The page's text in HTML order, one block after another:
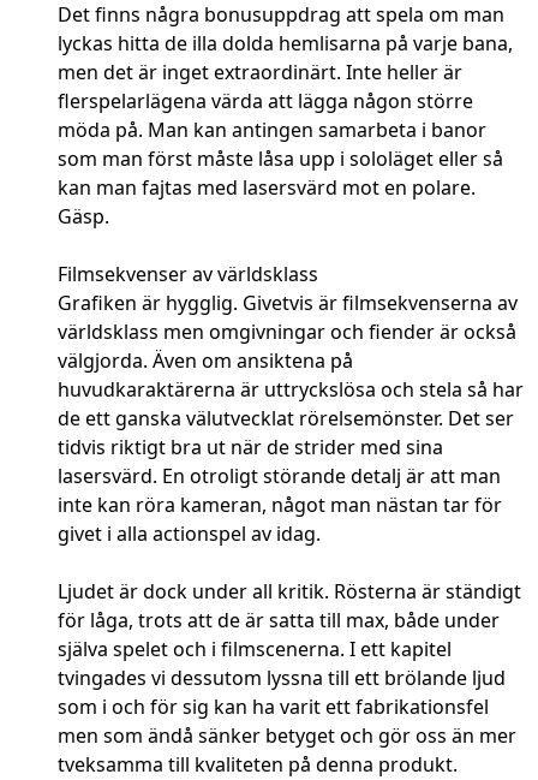
Det finns några bonusuppdrag att spela om man
lyckas hitta de illa dolda hemlisarna på varje bana,
men det är inget extraordinärt. Inte heller är
flerspelarlägena värda att lägga någon större
möda på. Man kan antingen samarbeta i banor
som man först måste låsa upp i sololäget eller så
kan man fajtas med lasersvärd mot en polare.
Gäsp.
Filmsekvenser av världsklass
Grafiken är hygglig. Givetvis är filmsekvenserna av
världsklass men omgivningar och fiender är också
välgjorda. Även om ansiktena på
huvudkaraktärerna är uttryckslösa och stela så har
de ett ganska välutvecklat rörelsemönster. Det ser
tidvis riktigt bra ut när de strider med sina
lasersvärd. En otroligt störande detalj är att man
inte kan röra kameran, något man nästan tar för
givet i alla actionspel av idag.
Ljudet är dock under all kritik. Rösterna är ständigt
för låga, trots att de är satta till max, både under
själva spelet och i filmscenerna. I ett kapitel
tvingades vi dessutom lyssna till ett brölande ljud
som i och för sig kan ha varit ett fabrikationsfel
men som ändå sänker betyget och gör oss än mer
tveksamma till kvaliteten på denna produkt.